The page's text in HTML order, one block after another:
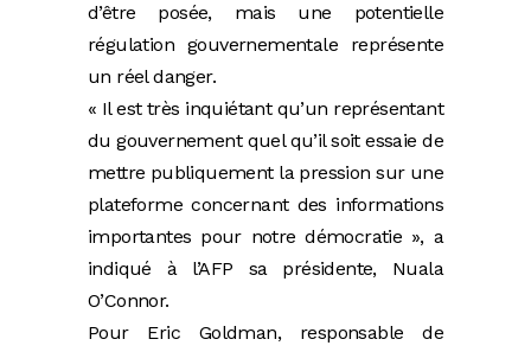
d’être posée, mais une potentielle
régulation gouvernementale représente
un réel danger.
« Il est très inquiétant qu’un représentant
du gouvernement quel qu’il soit essaie de
mettre publiquement la pression sur une
plateforme concernant des informations
importantes pour notre démocratie », a
indiqué à l’AFP sa présidente, Nuala
O’Connor.
Pour Eric Goldman, responsable de